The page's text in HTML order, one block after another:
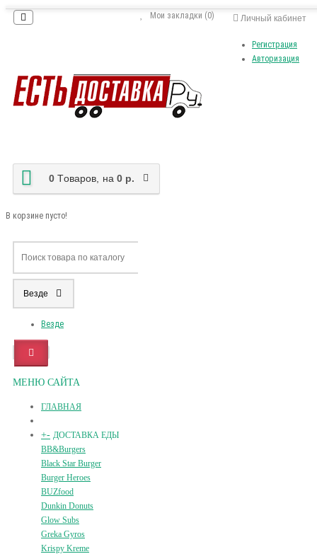
Личный кабинет
Регистрация
Авторизация
Мои закладки (0)
0 Tоваров, на 0 р.
В корзине пусто!
Везде
Везде
МЕНЮ САЙТА
ГЛАВНАЯ
+- ДОСТАВКА ЕДЫ
BB&Burgers
Black Star Burger
Burger Heroes
BUZfood
Dunkin Donuts
Glow Subs
Greka Gyros
Krispy Kreme